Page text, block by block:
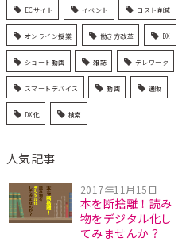
ECサイト イベント コスト削減
オンライン授業 働き方改革 DX
ショート動画 雑誌 テレワーク
スマートデバイス 動画 通販
DX化 検索
人気記事
2017年11月15日
本を断捨離！読み
物をデジタル化し
てみませんか？